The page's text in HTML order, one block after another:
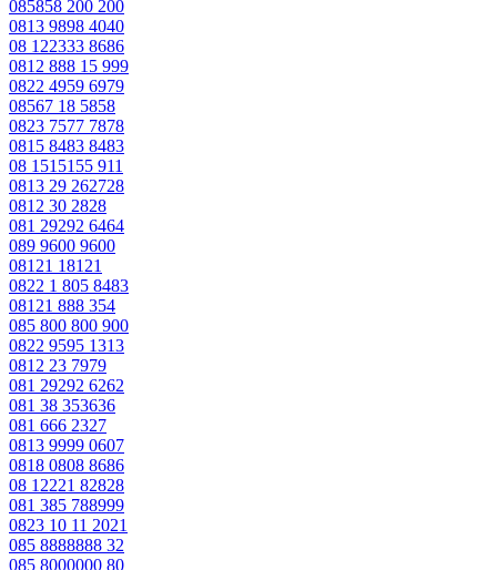
085858 200 200
0813 9898 4040
08 122333 8686
0812 888 15 999
0822 4959 6979
08567 18 5858
0823 7577 7878
0815 8483 8483
08 1515155 911
0813 29 262728
0812 30 2828
081 29292 6464
089 9600 9600
08121 18121
0822 1 805 8483
08121 888 354
085 800 800 900
0822 9595 1313
0812 23 7979
081 29292 6262
081 38 353636
081 666 2327
0813 9999 0607
0818 0808 8686
08 12221 82828
081 385 788999
0823 10 11 2021
085 8888888 32
085 8000000 80